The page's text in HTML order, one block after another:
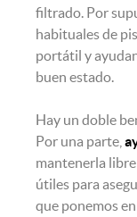
filtrado. Por
habituales de
portátil y
buen estado.
Hay un doble
Por una parte,
mantenerla
útiles para
que ponemos